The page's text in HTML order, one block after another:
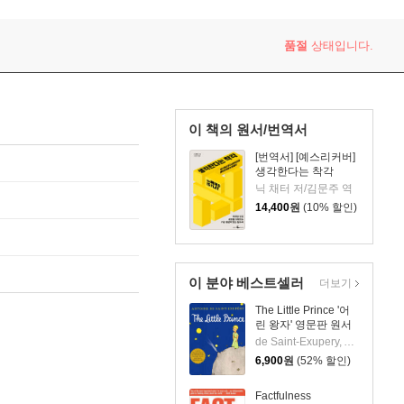
품절 상태입니다.
이 책의 원서/번역서
[번역서] [예스리커버]
생각한다는 착각
닉 채터 저/김문주 역
14,400원 (10% 할인)
이 분야 베스트셀러
The Little Prince '어
린 왕자' 영문판 원서
de Saint-Exupery, Antoine / de Saint-Exupery, Antoine
6,900원 (52% 할인)
Factfulness
더보기